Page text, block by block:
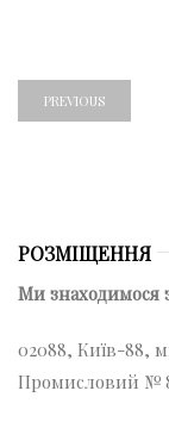
PREVIOUS
РОЗМІЩЕННЯ
Ми знаходимося
02088, Київ-88,
Промисловий №